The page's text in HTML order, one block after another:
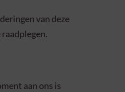
van deze
aan ons is